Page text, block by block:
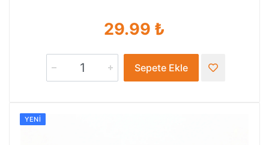
29.99 ₺
Sepete Ekle
YENI